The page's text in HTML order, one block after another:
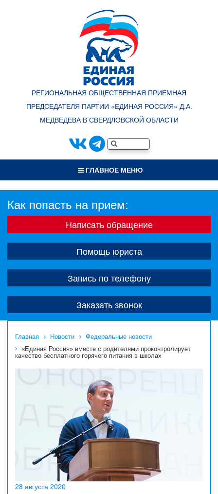
РЕГИОНАЛЬНАЯ ОБЩЕСТВЕННАЯ ПРИЕМНАЯ
ПРЕДСЕДАТЕЛЯ ПАРТИИ «ЕДИНАЯ РОССИЯ» Д.А.
МЕДВЕДЕВА В СВЕРДЛОВСКОЙ ОБЛАСТИ
ГЛАВНОЕ МЕНЮ
Как попасть на прием:
Написать обращение
Помощь юриста
Запись по телефону
Заказать звонок
Главная Новости
Федеральные новости
«Единая Россия» вместе с родителями проконтролирует
качество бесплатного горячего питания в школах
28 августа 2020